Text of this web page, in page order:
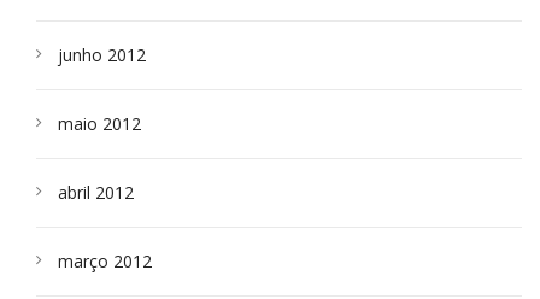
junho 2012
maio 2012
abril 2012
março 2012